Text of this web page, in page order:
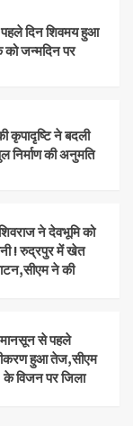
दिन शिवमय हुआ
को जन्मदिन पर
ने बदली
निर्माण की अनुमति
ने देवभूमि को
! रुद्रपुर में खेत
ने की
से पहले
हुआ तेज,सीएम
के विजन पर जिला